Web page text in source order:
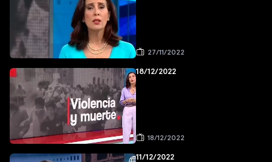
27/11/2022
18/12/2022
18/12/2022
11/12/2022